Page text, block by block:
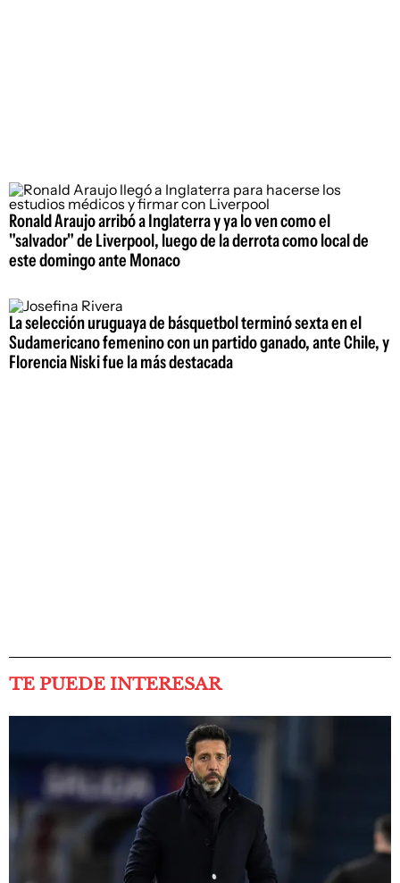
Ronald Araujo arribó a Inglaterra y ya lo ven como el
"salvador" de Liverpool, luego de la derrota como local de
este domingo ante Monaco
La selección uruguaya de básquetbol terminó sexta en el
Sudamericano femenino con un partido ganado, ante Chile, y
Florencia Niski fue la más destacada
TE PUEDE INTERESAR